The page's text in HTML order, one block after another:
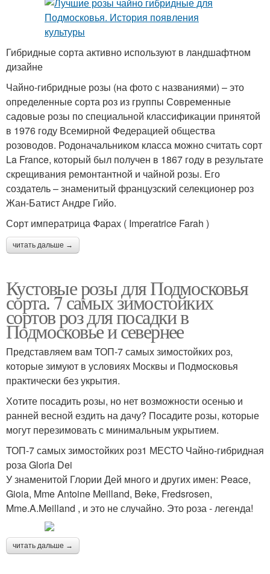
Гибридные сорта активно используют в ландшафтном
дизайне
Чайно-гибридные розы (на фото с названиями) – это
определенные сорта роз из группы Современные
садовые розы по специальной классификации принятой
в 1976 году Всемирной Федерацией общества
розоводов. Родоначальником класса можно считать сорт
La France, который был получен в 1867 году в результате
скрещивания ремонтантной и чайной розы. Его
создатель – знаменитый французский селекционер роз
Жан-Батист Андре Гийо.
Сорт императрица Фарах ( Imperatrice Farah )
читать дальше →
Кустовые розы для Подмосковья
сорта. 7 самых зимостойких
сортов роз для посадки в
Подмосковье и севернее
Представляем вам ТОП-7 самых зимостойких роз,
которые зимуют в условиях Москвы и Подмосковья
практически без укрытия.
Хотите посадить розы, но нет возможности осенью и
ранней весной ездить на дачу? Посадите розы, которые
могут перезимовать с минимальным укрытием.
ТОП-7 самых зимостойких роз1 МЕСТО Чайно-гибридная
роза Gloria Dei
У знаменитой Глории Дей много и других имен: Peace,
Gioia, Mme Antoine Meilland, Beke, Fredsrosen,
Mme.A.Meilland , и это не случайно. Это роза - легенда!
читать дальше →